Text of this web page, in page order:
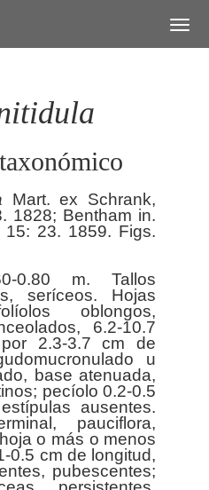
Mart. ex Schrank,
1828; Bentham in.
15: 23. 1859. Figs.
0.80 m. Tallos
seríceos. Hojas
oblongos,
6.2-10.7
2.3-3.7 cm de
u
base atenuada,
pecíolo 0.2-0.5
ausentes.
pauciflora,
o más o menos
0.5 cm de longitud,
pubescentes;